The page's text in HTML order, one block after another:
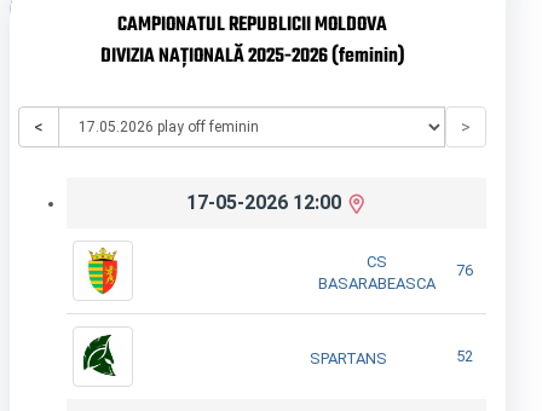
CAMPIONATUL REPUBLICII MOLDOVA
DIVIZIA NAȚIONALĂ 2025-2026 (feminin)
< >
17-05-2026 12:00
CS
BASARABEASCA
76
SPARTANS 52